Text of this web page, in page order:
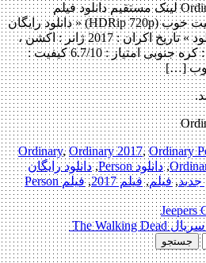
دانلود فیلم Ordinary Person 2017 لینک مستقیم دانلود فیلم
Ordinary Person 2017 با کیفیت خوب (HDRip 720p) « دانلود رایگان
با لینک مستقیم از هستی دانلود » تاریخ اکران : 2017 ژانر : اکشن ،
جنایی ، درام محصول کشور : کره جنوبی امتیاز : 6.7/10 کیفیت :
, Ordinary 2017,Ordinary
,دانلود Person ,دانلود رایگان
جدید,فیلم,فیلم 2017 ,فیلم Person